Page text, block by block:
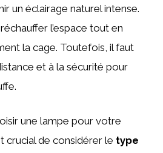
un éclairage naturel intense.
l’espace tout en
la cage. Toutefois, il faut
et à la sécurité pour
une lampe pour votre
crucial de considérer le type